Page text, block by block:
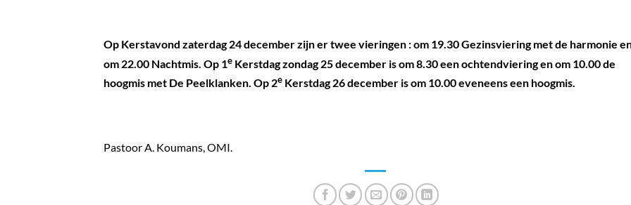
Op Kerstavond zaterdag 24 december zijn er twee vieringen : om 19.30 Gezinsviering met de harmonie
om 22.00 Nachtmis. Op 1e Kerstdag zondag 25 december is om 8.30 een ochtendviering en om 10.00 de
hoogmis met De Peelklanken. Op 2e Kerstdag 26 december is om 10.00 eveneens een hoogmis.
Pastoor A. Koumans, OMI.